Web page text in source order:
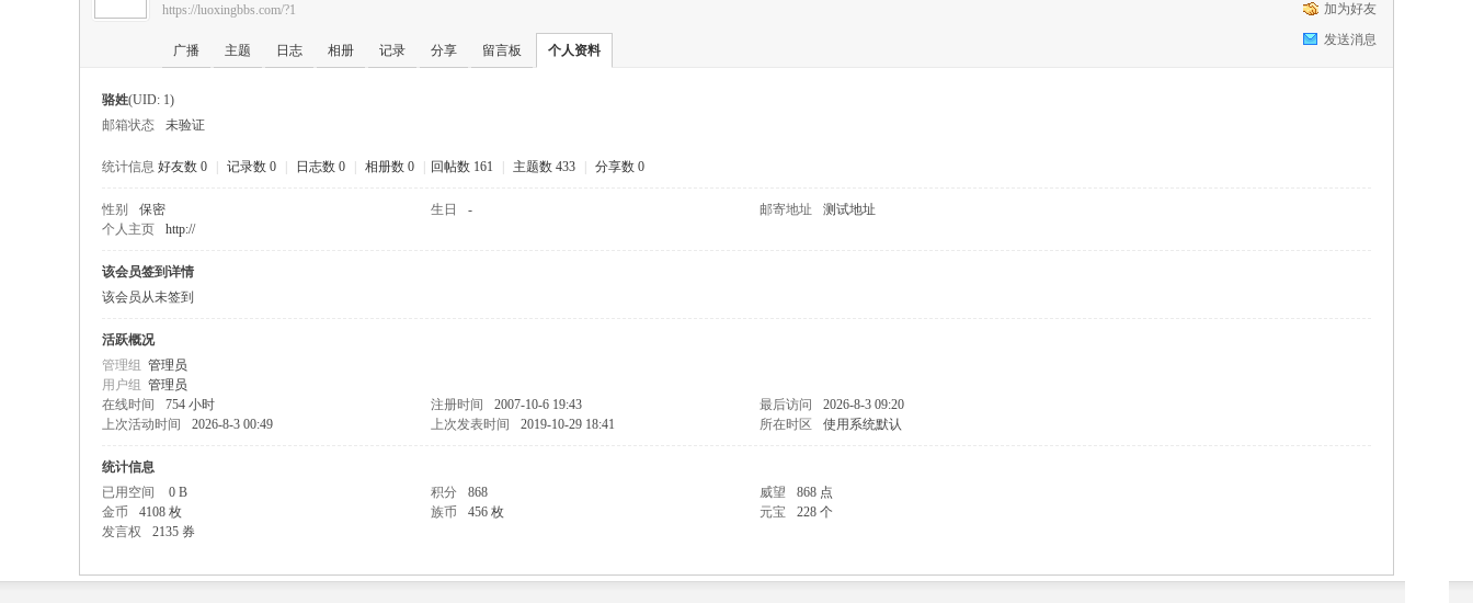
›
加为好友
发送消息
https://luoxingbbs.com/?1
广播 主题 日志 相册 记录 分享 留言板 个人资料
骆姓(UID: 1)
邮箱状态
未验证
统计信息 好友数 0 记录数 0 日志数 0 相册数 0 回帖数 161 主题数 433 分享数 0
性别 保密 生日 - 邮寄地址
测试地址
个人主页
http://
该会员签到详情
该会员从未签到
活跃概况
管理组 管理员
用户组 管理员
在线时间
754 小时 注册时间 2007-10-6 19:43 最后访问
2026-8-3 09:20
上次活动时间
2026-8-3 00:49 上次发表时间 2019-10-29 18:41 所在时区 使用系统默认
统计信息
已用空间
0 B 积分 868 威望
868 点
金币
4108 枚 族币 456 枚 元宝
228 个
发言权
2135 券